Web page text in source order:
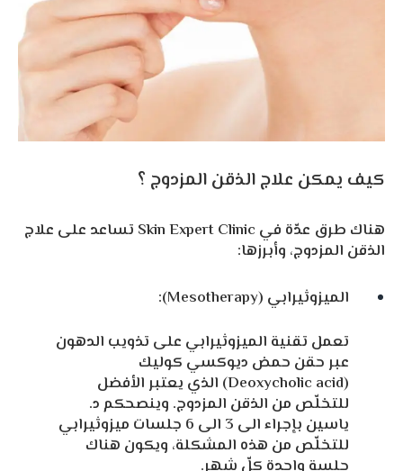
كيف يمكن علاج الذقن المزدوج ؟
هناك طرق عدّة في Skin Expert Clinic تساعد على علاج
الذقن المزدوج، وأبرزها:
الميزوثيرابي (Mesotherapy):
تعمل تقنية الميزوثيرابي على تذويب الدهون
عبر حقن حمض ديوكسي كوليك
(Deoxycholic acid) الذي يعتبر الأفضل
للتخلّص من الذقن المزدوج. وينصحكم د.
ياسين بإجراء الى 3 الى 6 جلسات ميزوثيرابي
للتخلّص من هذه المشكلة، ويكون هناك
جلسة واحدة كلّ شهر.